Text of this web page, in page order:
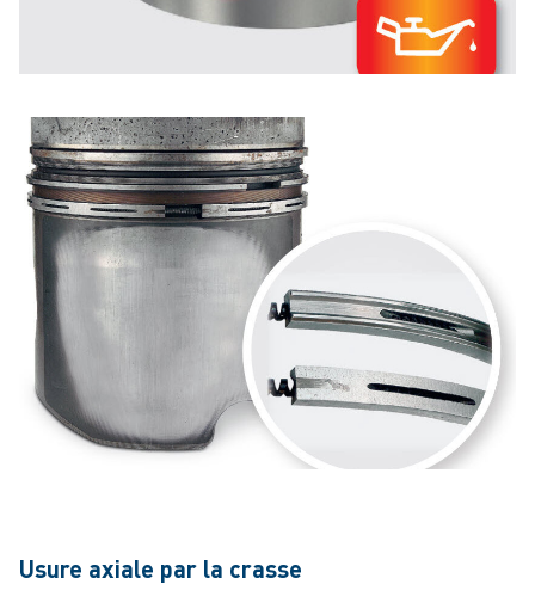
Usure axiale par la crasse